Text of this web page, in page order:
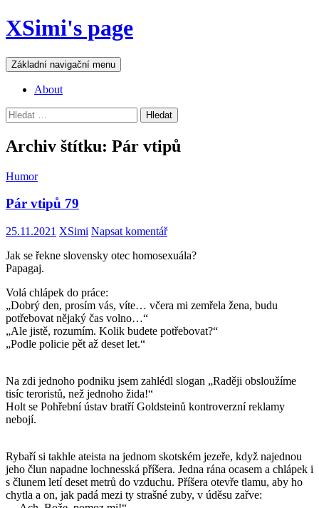
Přejít
k
webu
XSimi's page
Hledat
Základní navigační menu
About
Vyhledávání
Archiv štítku: Pár vtipů
Humor
Pár vtipů 79
25.11.2021 XSimi Napsat komentář
Jak se řekne slovensky otec homosexuála?
Papagaj.
Volá chlápek do práce:
„Dobrý den, prosím vás, víte… včera mi zemřela žena, budu
potřebovat nějaký čas volno…“
„Ale jistě, rozumím. Kolik budete potřebovat?“
„Podle policie pět až deset let.“
Na zdi jednoho podniku jsem zahlédl slogan „Raději obsloužíme
tisíc teroristů, než jednoho žida!“
Holt se Pohřební ústav bratří Goldsteinů kontroverzní reklamy
nebojí.
Rybaří si takhle ateista na jednom skotském jezeře, když najednou
jeho člun napadne lochnesská příšera. Jedna rána ocasem a chlápek i
s člunem letí deset metrů do vzduchu. Příšera otevře tlamu, aby ho
chytla a on, jak padá mezi ty strašné zuby, v úděsu zařve: